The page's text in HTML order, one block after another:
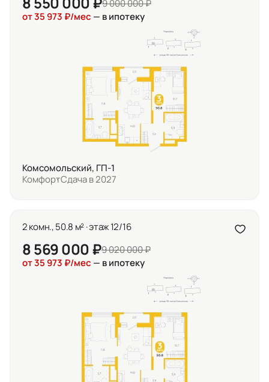
9 000 000 ₽
от 35 973 ₽/мес — в ипотеку
Комсомольский, ГП-1
КомфортСдача в 2027
2 комн., 50.8 м² · этаж 12/16
8 569 000 ₽9 020 000 ₽
от 35 973 ₽/мес — в ипотеку